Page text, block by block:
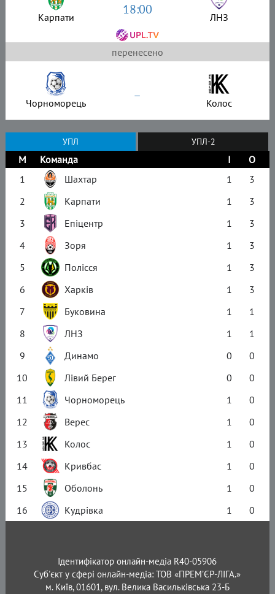
Карпати 18:00 ЛНЗ
перенесено
Чорноморець – Колос
УПЛ УПЛ-2
М Команда І
О
1
Шахтар 1
3
2
Карпати 1
3
3
Епіцентр 1
3
4
Зоря 1
3
5
Полісся 1
3
6
Харків 1
3
7
Буковина 1
1
8
ЛНЗ 1
1
9
Динамо 0
0
10
Лівий Берег 0
0
11
Чорноморець 1
0
12
Верес 1
0
13
Колос 1
0
14
Кривбас 1
0
15
Оболонь 1
0
16
Кудрівка 1 0
Ідентифікатор онлайн-медіа R40-05906
Суб'єкт у сфері онлайн-медіа: ТОВ «ПРЕМ’ЄР-ЛІГА.»
м. Київ, 01601, вул. Велика Васильківська 23-Б